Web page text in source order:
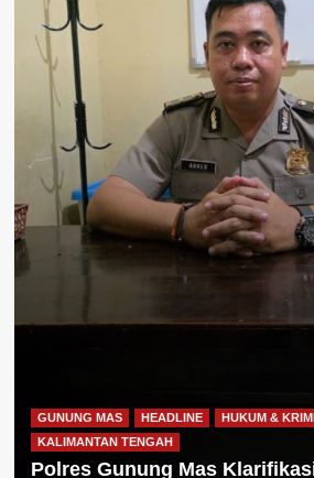
GUNUNG MAS HEADLINE
HUKUM &
KALIMANTAN TENGAH
Polres Gunung Mas